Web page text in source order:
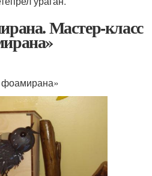
Мастер-класс
фоамирана»